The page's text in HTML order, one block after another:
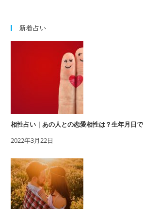
新着占い
相性占い｜あの人との恋愛相性は？生年月日
2022年3月22日